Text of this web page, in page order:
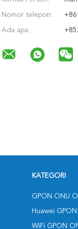
Nomor telepon:
Ada apa:
KATEGORI
GPON ONU
Huawei
WiFi GPON